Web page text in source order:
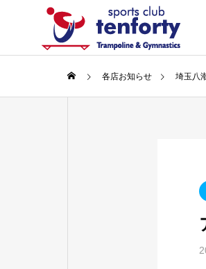
各店お知らせ 埼玉八